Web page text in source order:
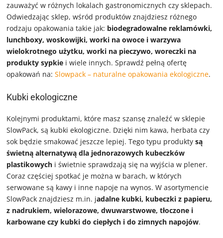
zauważyć w różnych lokalach gastronomicznych czy sklepach.
Odwiedzając sklep, wśród produktów znajdziesz różnego
rodzaju opakowania takie jak: biodegradowalne reklamówki,
lunchboxy, woskowijki, worki na owoce i warzywa
wielokrotnego użytku, worki na pieczywo, woreczki na
produkty sypkie i wiele innych. Sprawdź pełną ofertę
opakowań na:Slowpack – naturalne opakowania ekologiczne.
Kubki ekologiczne
Kolejnymi produktami, które masz szansę znaleźć w sklepie
SlowPack, są kubki ekologiczne. Dzięki nim kawa, herbata czy
sok będzie smakować jeszcze lepiej. Tego typu produktysą
świetną alternatywą dla jednorazowych kubeczków
plastikowych i świetnie sprawdzają się na wyjścia w plener.
Coraz częściej spotkać je można w barach, w których
serwowane są kawy i inne napoje na wynos. W asortymencie
SlowPack znajdziesz m.in. jadalne kubki, kubeczki z papieru,
z nadrukiem, wielorazowe, dwuwarstwowe, tłoczone i
karbowane czy kubki do ciepłych i do zimnych napojów.